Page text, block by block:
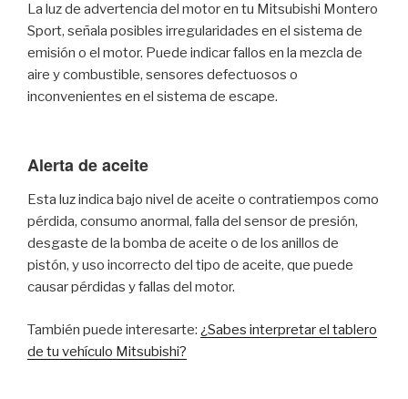
La luz de advertencia del motor en tu Mitsubishi Montero
Sport, señala posibles irregularidades en el sistema de
emisión o el motor. Puede indicar fallos en la mezcla de
aire y combustible, sensores defectuosos o
inconvenientes en el sistema de escape.
Alerta de aceite
Esta luz indica bajo nivel de aceite o contratiempos como
pérdida, consumo anormal, falla del sensor de presión,
desgaste de la bomba de aceite o de los anillos de
pistón, y uso incorrecto del tipo de aceite, que puede
causar pérdidas y fallas del motor.
También puede interesarte: ¿Sabes interpretar el tablero
de tu vehículo Mitsubishi?